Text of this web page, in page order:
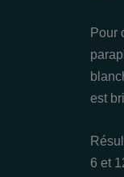
Pour
est
6 et